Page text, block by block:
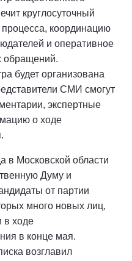
круглосуточный
процесса, координацию
и оперативное
обращений.
будет организована
СМИ смогут
экспертные
о ходе
в Московской области
Думу и
от партии
много новых лиц,
в ходе
в конце мая.
возглавил